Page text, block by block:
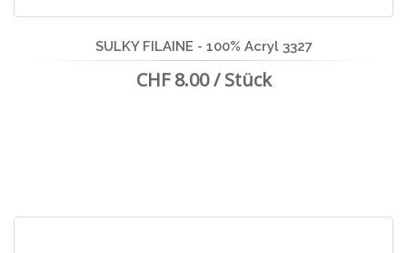
SULKY FILAINE - 100% Acryl 3327
CHF 8.00 / Stück